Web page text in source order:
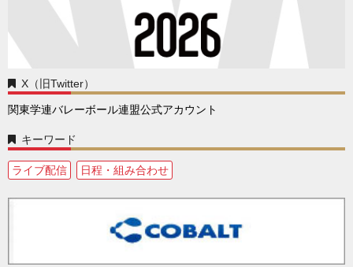
X（旧Twitter）
関東学連バレーボール連盟公式アカウント
キーワード
ライブ配信 日程・組み合わせ